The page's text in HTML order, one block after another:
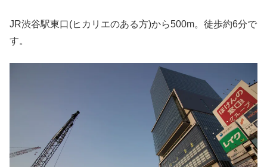
JR渋谷駅東口(ヒカリエのある方)から500m。徒歩約6分で
す。